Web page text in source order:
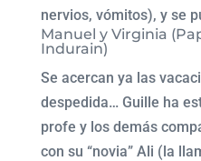
nervios, vómitos), y se
Manuel y Virginia
Indurain)
Se acercan ya las
despedida… Guille ha
profe y los demás
con su “novia” Ali (la